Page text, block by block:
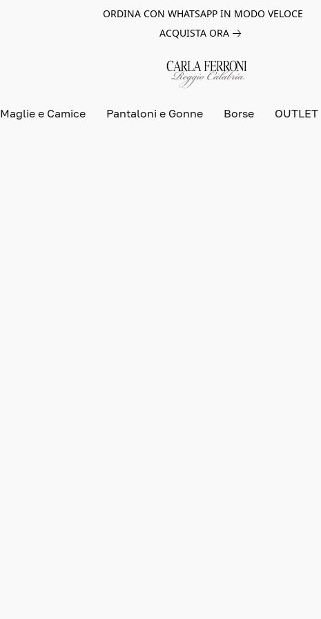
ORDINA CON WHATSAPP IN MODO VELOCE
ACQUISTA ORA
Maglie e Camice Pantaloni e Gonne Borse OUTLET